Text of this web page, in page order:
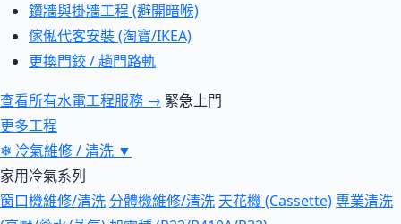
鑽牆與掛牆工程 (避開暗喉)
傢俬代客安裝 (淘寶/IKEA)
更換門鉸 / 趟門路軌
查看所有水電工程服務 → 緊急上門
更多工程
❄ 冷氣維修 / 清洗 ▼
家用冷氣系列
窗口機維修/清洗 分體機維修/清洗 天花機 (Cassette)專業清洗